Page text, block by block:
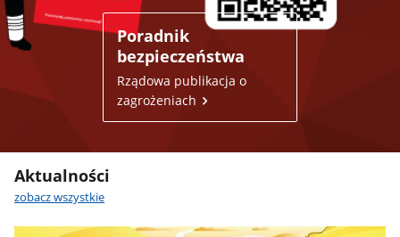
Poradnik
bezpieczeństwa
Rządowa publikacja o
zagrożeniach
Aktualności
zobacz wszystkie